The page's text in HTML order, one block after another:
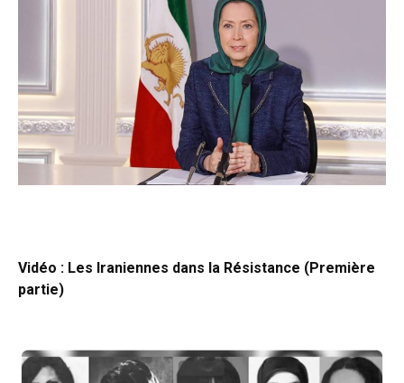
Vidéo : Les Iraniennes dans la Résistance (Première
partie)